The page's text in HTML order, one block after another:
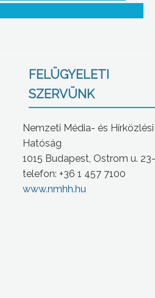
FELÜGYELETI
SZERVÜNK
Nemzeti Média- és Hírközlési
Hatóság
1015 Budapest, Ostrom u.
telefon: +36 1 457 7100
www.nmhh.hu